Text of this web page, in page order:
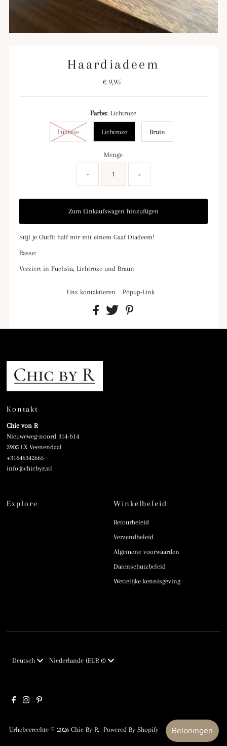
Haardiadeem
Regulärer
€ 9,95
Farbe: Lichtroze
Fuchsie Lichtroze Bruin
Menge
- +
Stijl je Outfit half mir mit einem Gaaf Diadeem!
Rasse:
Verziert in Fuchsia, Lichtroze und Braun
Uns kontaktieren Popup-Link
Kontakt
Chic von R
Nieuweweg-noord 314-b14
3905 LX Veenendaal
+31646342665
info@chicbyr.nl
Explore Winkelbeleid
Retourbeleid
Verzendbeleid
Algemene voorwaarden
Datenschutzbeleid
Wettelijke kennisgeving
Urheberrechte © 2026 Chic By R. Powered By Shopify
Deutsch Niederlande (EUR €)